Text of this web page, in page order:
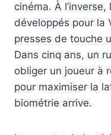
cinéma. À
développés pour la
presses de touche
Dans cinq ans, un
obliger un joueur à
pour maximiser la
biométrie arrive.